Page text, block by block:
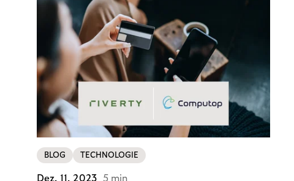
BLOG TECHNOLOGIE
Dez. 11, 2023 5 min